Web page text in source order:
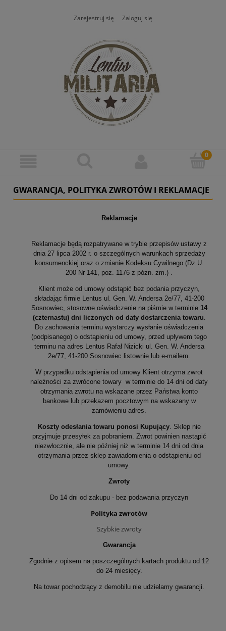
Zarejestruj się Zaloguj się
GWARANCJA, POLITYKA ZWROTÓW I REKLAMACJE
Reklamacje
Reklamacje będą rozpatrywane w trybie przepisów ustawy z
dnia 27 lipca 2002 r. o szczególnych warunkach sprzedaży
konsumenckiej oraz o zmianie Kodeksu Cywilnego (Dz.U.
200 Nr 141, poz. 1176 z pózn. zm.) .
Klient może od umowy odstąpić bez podania przyczyn,
składając firmie Lentus ul. Gen. W. Andersa 2e/77, 41-200
Sosnowiec, stosowne oświadczenie na piśmie w terminie 14
(czternastu) dni liczonych od daty dostarczenia towaru
Do zachowania terminu wystarczy wysłanie oświadczenia
(podpisanego) o odstąpieniu od umowy, przed upływem tego
terminu na adres Lentus Rafał Nizicki ul. Gen. W. Andersa
2e/77, 41-200 Sosnowiec listownie lub e-mailem.
W przypadku odstąpienia od umowy Klient otrzyma zwrot
należności za zwrócone towary w terminie do 14 dni od daty
otrzymania zwrotu na wskazane przez Państwa konto
bankowe lub przekazem pocztowym na wskazany w
zamówieniu adres.
Koszty odesłania towaru ponosi Kupujący. Sklep nie
przyjmuje przesyłek za pobraniem. Zwrot powinien nastąpić
niezwłocznie, ale nie później niż w terminie 14 dni od dnia
otrzymania przez sklep zawiadomienia o odstąpieniu od
umowy.
Zwroty
Do 14 dni od zakupu - bez podawania przyczyn
Polityka zwrotów
Szybkie zwroty
Gwarancja
Zgodnie z opisem na poszczególnych kartach produktu od 12
do 24 miesięcy.
Na towar pochodzący z demobilu nie udzielamy gwarancji.